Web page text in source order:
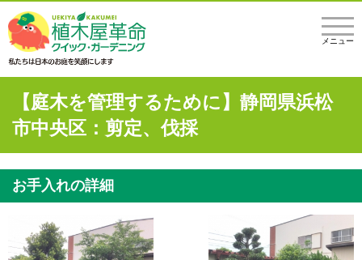
メニュー
【庭木を管理するために】静岡県浜松
市中央区：剪定、伐採
お手入れの詳細